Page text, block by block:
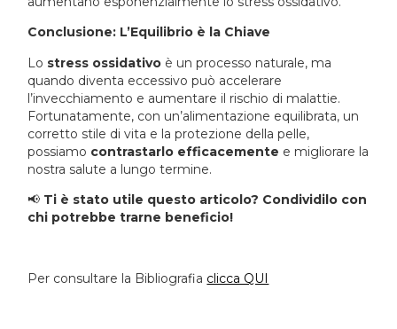
Conclusione: L’Equilibrio è la Chiave
Lo stress ossidativo è un processo naturale, ma
quando diventa eccessivo può accelerare
l’invecchiamento e aumentare il rischio di malattie.
Fortunatamente, con un’alimentazione equilibrata, un
corretto stile di vita e la protezione della pelle,
possiamo contrastarlo efficacemente e migliorare la
nostra salute a lungo termine.
📢 Ti è stato utile questo articolo? Condividilo con
chi potrebbe trarne beneficio!
Per consultare la Bibliografia clicca QUI